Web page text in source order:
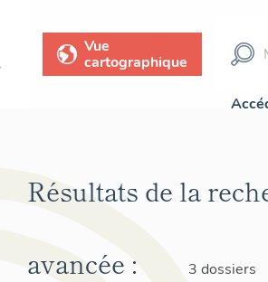
Vue
cartographique
Résultats de la
avancée :
3 dossiers